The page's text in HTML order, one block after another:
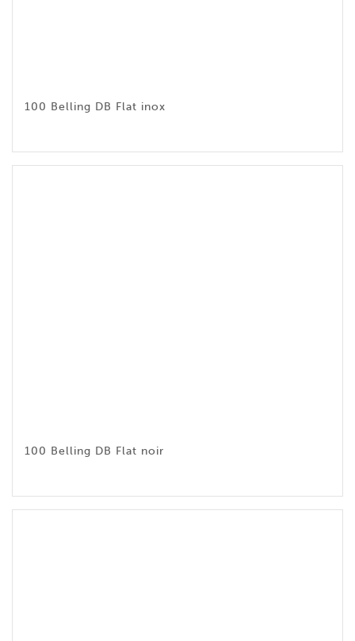
100 Belling DB Flat inox
100 Belling DB Flat noir